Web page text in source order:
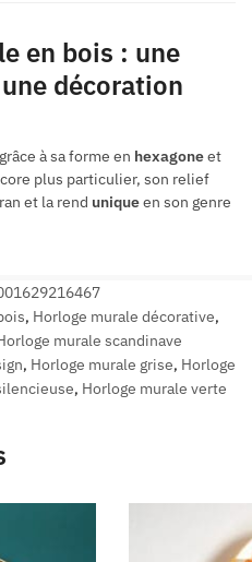
en bois : une
décoration
grâce à sa forme en hexagoneet
plus particulier, son relief
et la rend uniqueen son genre
, Horloge murale décorative,
murale scandinave
, Horloge murale grise, Horloge
, Horloge murale verte